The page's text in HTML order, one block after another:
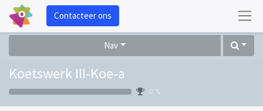
Contacteer ons
Nav
Koetswerk III-Koe-a
0 %